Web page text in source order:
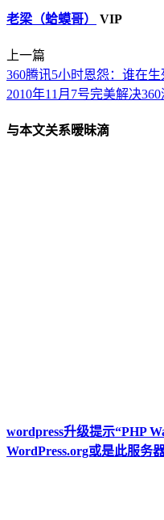
老梁（蛤蟆哥） VIP
上一篇
360腾讯5小时恩怨：谁在
2010年11月7号完美解决
与本文关系暧昧滴
wordpress升级提示“PHP
WordPress.org或是此服务